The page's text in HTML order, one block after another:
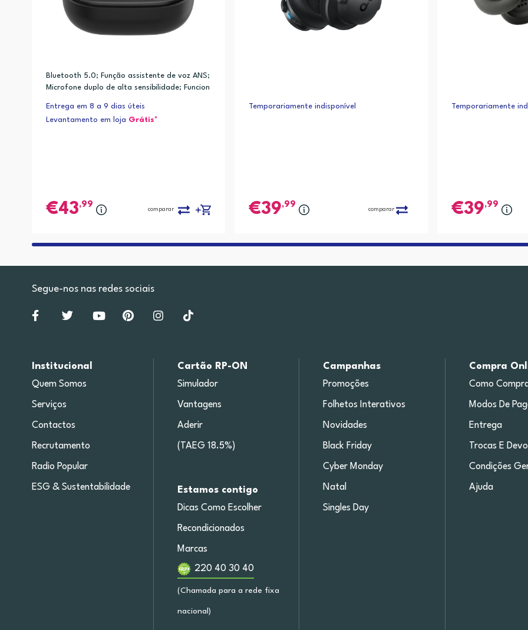
Bluetooth 5.0; Função assistente de voz ANS;
Microfone duplo de alta sensibilidade; Funcion
rolo touch nos dois earbuds; Qualidade de so
m HyperBass; LED display indicador de carreg
Entrega em 8 a 9 dias úteis
Levantamento em loja Grátis*
43,99
comparar
Temporariamente indisponível
39,99
comparar
Temporariamente
39,99
Segue-nos nas redes sociais
Institucional
Quem Somos
Serviços
Contactos
Recrutamento
Radio Popular
ESG & Sustentabilidade
Cartão RP-ON
Simulador
Vantagens
Aderir
(TAEG 18.5%)
Estamos contigo
Dicas Como Escolher
Recondicionados
Marcas
220 40 30 40
(Chamada para a rede fixa
nacional)
Campanhas
Promoções
Folhetos Interativos
Novidades
Black Friday
Cyber Monday
Natal
Singles Day
Compra
Como
Modos De
Entrega
Trocas E
Condições
Ajuda